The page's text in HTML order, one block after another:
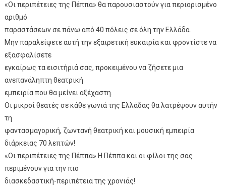
«Οι περιπέτειες της Πέππα» θα παρουσιαστούν για περιορισμένο
αριθμό
παραστάσεων σε πάνω από 40 πόλεις σε όλη την Ελλάδα.
Μην παραλείψετε αυτή την εξαιρετική ευκαιρία και φροντίστε να
εξασφαλίσετε
εγκαίρως τα εισιτήριά σας, προκειμένου να ζήσετε μια
ανεπανάληπτη θεατρική
εμπειρία που θα μείνει αξέχαστη.
Οι μικροί θεατές σε κάθε γωνιά της Ελλάδας θα λατρέψουν αυτήν
τη
φαντασμαγορική, ζωντανή θεατρική και μουσική εμπειρία
διάρκειας 70 λεπτών!
«Οι περιπέτειες της Πέππα» Η Πέππα και οι φίλοι της σας
περιμένουν για την πιο
διασκεδαστική-περιπέτεια της χρονιάς!